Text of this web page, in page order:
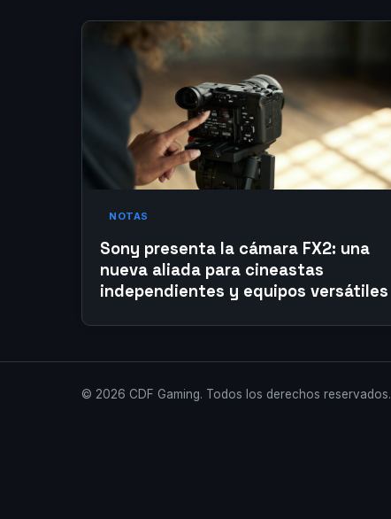
NOTAS
Sony presenta la cámara FX2: una
nueva aliada para cineastas
independientes y equipos versátiles
© 2026 CDF Gaming. Todos los derechos reservados.